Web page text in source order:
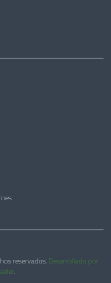
reservados. Desarrollado por
.